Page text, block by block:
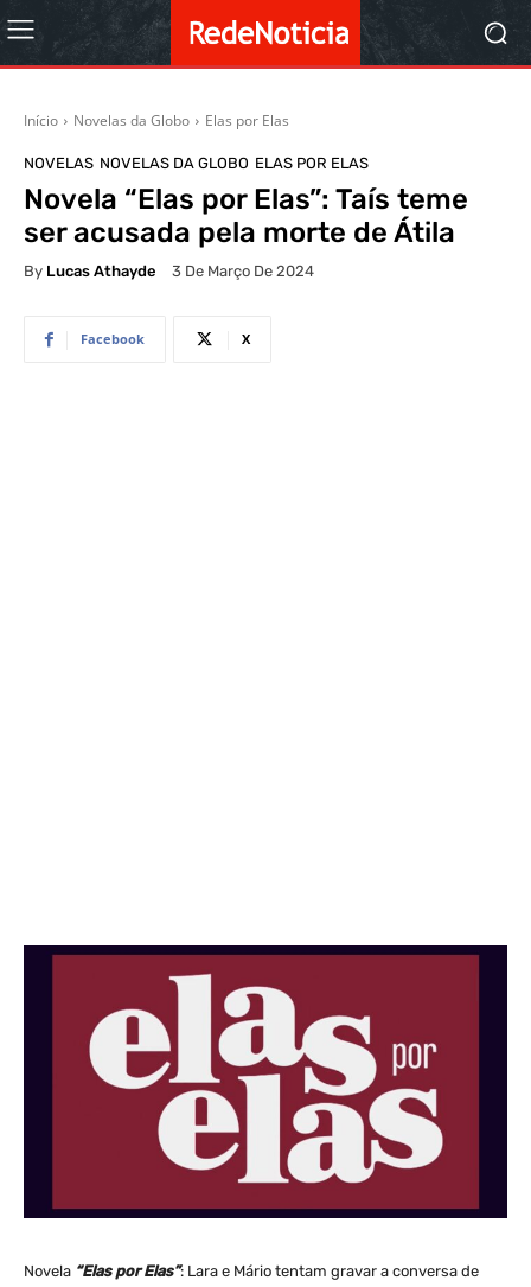
Início Novelas da Globo Elas por Elas
NOVELAS NOVELAS DA GLOBO ELAS POR ELAS
Novela “Elas por Elas”: Taís teme
ser acusada pela morte de Átila
By Lucas Athayde 3 De Março De 2024
Facebook X
Novela “Elas por Elas”: Lara e Mário tentam gravar a conversa de